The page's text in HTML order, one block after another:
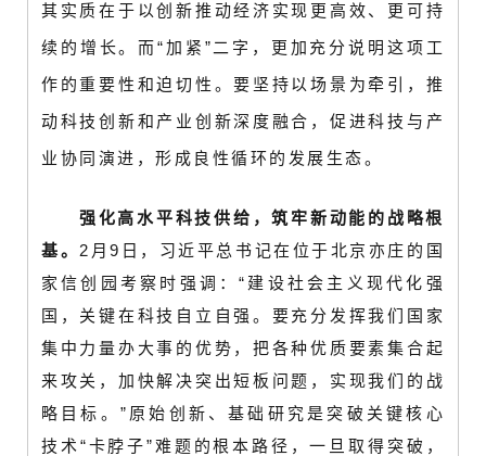
其实质在于以创新推动经济实现更高效、更可持
续的增长。而“加紧”二字，更加充分说明这项工
作的重要性和迫切性。要坚持以场景为牵引，推
动科技创新和产业创新深度融合，促进科技与产
业协同演进，形成良性循环的发展生态。
强化高水平科技供给，筑牢新动能的战略根
基。 2月9日，习近平总书记在位于北京亦庄的国
家信创园考察时强调：“建设社会主义现代化强
国，关键在科技自立自强。要充分发挥我们国家
集中力量办大事的优势，把各种优质要素集合起
来攻关，加快解决突出短板问题，实现我们的战
略目标。”原始创新、基础研究是突破关键核心
技术“卡脖子”难题的根本路径，一旦取得突破，